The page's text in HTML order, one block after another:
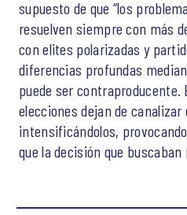
supuesto de que “los
resuelven siempre con más
con elites polarizadas y
diferencias profundas
puede ser contraproducente.
elecciones dejan de
intensificándolos,
que la decisión que buscaban